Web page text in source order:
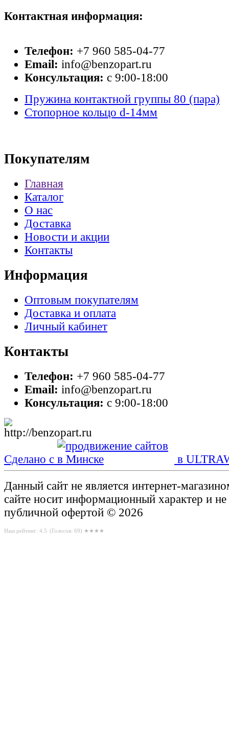
Контактная информация:
Телефон: +7 960 585-04-77
Email: info@benzopart.ru
Консультация: с 9:00-18:00
Пружина контактной группы 80 (пара)
Стопорное кольцо d-14мм
Покупателям
Главная
Каталог
О нас
Доставка
Новости и акции
Контакты
Информация
Оптовым покупателям
Доставка и оплата
Личный кабинет
Контакты
Телефон: +7 960 585-04-77
Email: info@benzopart.ru
Консультация: с 9:00-18:00
Сделано с в
Данный сайт не является интернет-
сайте носит информационный характер и не
публичной офертой © 2026
Наш рейтинг: 4.5 (Голосов: 69) ★★★★